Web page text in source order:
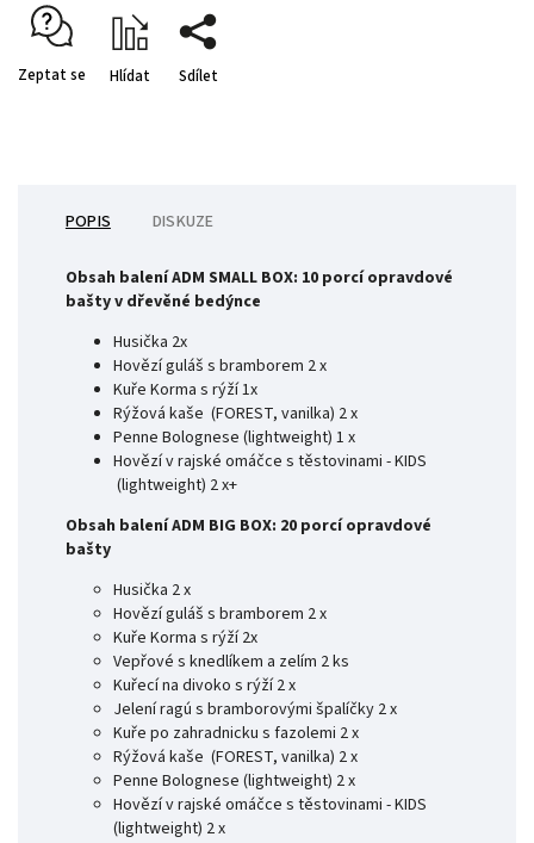
Zeptat se Hlídat Sdílet
POPIS DISKUZE
Obsah balení ADM SMALL BOX: 10 porcí opravdové
bašty v dřevěné bedýnce
Husička 2x
Hovězí guláš s bramborem 2 x
Kuře Korma s rýží 1x
Rýžová kaše (FOREST, vanilka) 2 x
Penne Bolognese (lightweight) 1 x
Hovězí v rajské omáčce s těstovinami - KIDS
(lightweight) 2 x+
Obsah balení ADM BIG BOX: 20 porcí opravdové
bašty
Husička 2 x
Hovězí guláš s bramborem 2 x
Kuře Korma s rýží 2x
Vepřové s knedlíkem a zelím 2 ks
Kuřecí na divoko s rýží 2 x
Jelení ragú s bramborovými špalíčky 2 x
Kuře po zahradnicku s fazolemi 2 x
Rýžová kaše (FOREST, vanilka) 2 x
Penne Bolognese (lightweight) 2 x
Hovězí v rajské omáčce s těstovinami - KIDS
(lightweight) 2 x